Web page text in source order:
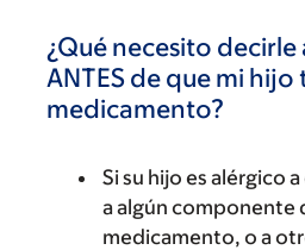
¿Qué necesito decirle
ANTES de que mi hijo
medicamento?
Si su hijo es alérgico
a algún componente
medicamento, o a